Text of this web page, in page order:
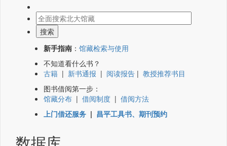
新手指南 ： 馆藏检索与使用
不知道看什么书？
古籍 | 新书通报 | 阅读报告 | 教授推荐书目
图书借阅第一步：
馆藏分布 | 借阅制度 | 借阅方法
上门借还服务 | 昌平工具书、期刊预约